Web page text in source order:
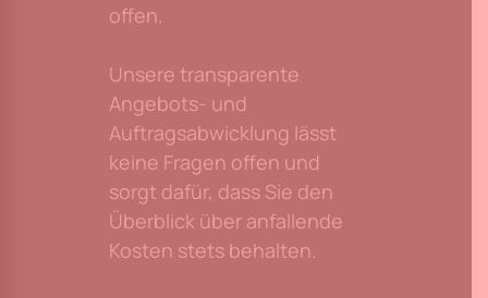
offen.
Unsere transparente
Angebots- und
Auftragsabwicklung lässt
keine Fragen offen und
sorgt dafür, dass Sie den
Überblick über anfallende
Kosten stets behalten.